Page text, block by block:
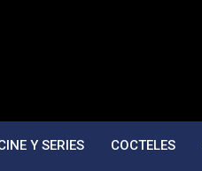
Y SERIES COCTELES